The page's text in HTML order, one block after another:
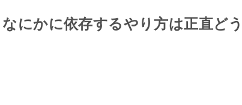
にかに依存するやり方は正直どう